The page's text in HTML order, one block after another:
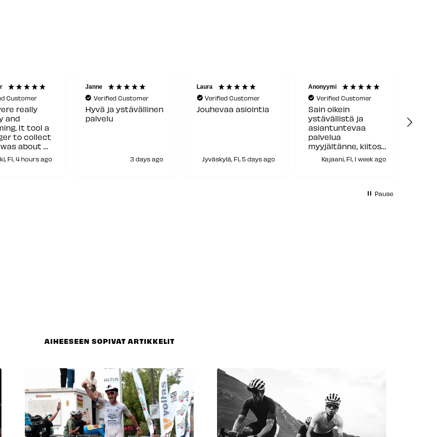
Customer
really
and
It tool a
to collect
about a
and only
was
FI, 4 hours ago
Janne
Verified Customer
Hyvä ja ystävällinen
palvelu
3 days ago
Laura
Verified Customer
Jouhevaa asiointia
Jyväskylä, FI, 5 days ago
Anonyymi
Verified Customer
Sain oikein
ystävällistä ja
asiantuntevaa
palvelua
myyjältänne, kiitos
siitä!Kajaani, FI, 1 week ago
Pause
AIHEESEEN SOPIVAT ARTIKKELIT